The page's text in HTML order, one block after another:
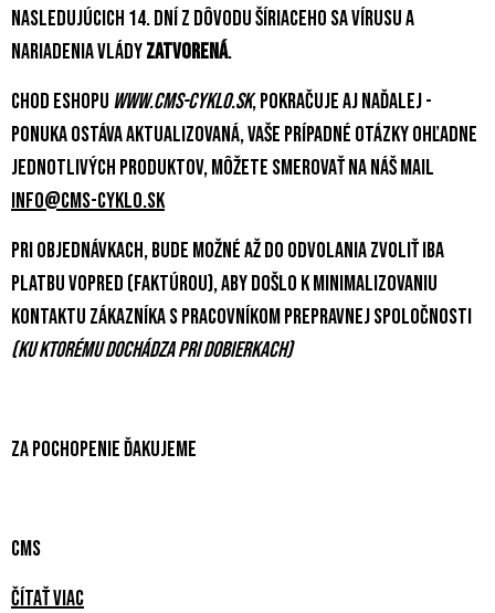
nasledujúcich 14. dní z dôvodu šíriaceho sa vírusu a
nariadenia vládyzatvorená.
Chod eshopu www.cms-cyklo.sk, pokračuje aj naďalej -
ponuka ostáva aktualizovaná, Vaše prípadné otázky ohľadne
jednotlivých produktov, môžete smerovať na náš mail
info@cms-cyklo.sk
Pri objednávkach, bude možné až do odvolania zvoliť iba
platbu vopred (faktúrou), aby došlo k minimalizovaniu
kontaktu zákazníka s pracovníkom prepravnej spoločnosti
(ku ktorému dochádza pri dobierkach)
Za pochopenie ďakujeme
CMS
Čítať viac